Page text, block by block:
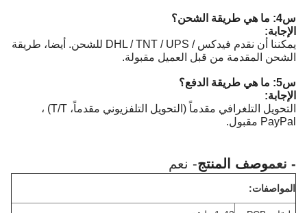
س4: ما هي طريقة الشحن؟
الإجابة:
يمكننا أن نقدم فيدكس / DHL / TNT / UPS للشحن. أيضا، طريقة
الشحن المقدمة من قبل العميل مقبولة.
س5: ما هي طريقة الدفع؟
الإجابة:
التحويل التلغرافي مقدماً (التحويل التلفزيوني مقدماً، T/T) ،
PayPal مقبول.
- نعموصف المنتج- نعم
المواصفات: